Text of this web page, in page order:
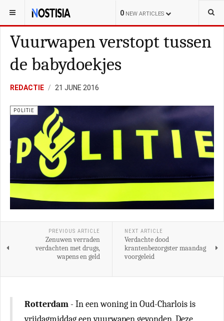
0 NEW ARTICLES
YOU ARE HERE: NEDERLAND POLITIE
Vuurwapen verstopt tussen
de babydoekjes
REDACTIE 21 JUNE 2016
POLITIE
PREVIOUS ARTICLE
Zenuwen verraden
verdachten met drugs,
wapens en geld
NEXT ARTICLE
Verdachte dood
krantenbezorgster maandag
voorgeleid
Rotterdam - In een woning in Oud-Charlois is